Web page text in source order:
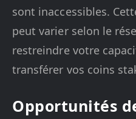
sont inaccessibles.
peut varier selon le
restreindre votre
transférer vos coins
Opportunités